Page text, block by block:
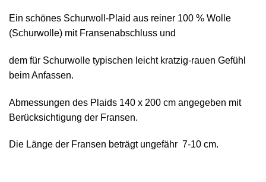
Ein schönes Schurwoll-Plaid aus reiner 100 % Wolle
(Schurwolle) mit Fransenabschluss und
dem für Schurwolle typischen leicht kratzig-rauen Gefühl
beim Anfassen.
Abmessungen des Plaids 140 х 200 cm angegeben mit
Berücksichtigung der Fransen.
Die Länge der Fransen beträgt ungefähr 7-10 cm.